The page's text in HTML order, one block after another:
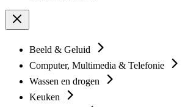
Beeld & Geluid
Computer, Multimedia & Telefonie
Wassen en drogen
Keuken